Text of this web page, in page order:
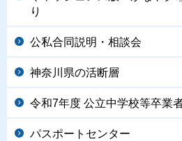
り
公私合同説明・相談会
神奈川県の活断層
令和7年度 公立中学校等卒業
パスポートセンター